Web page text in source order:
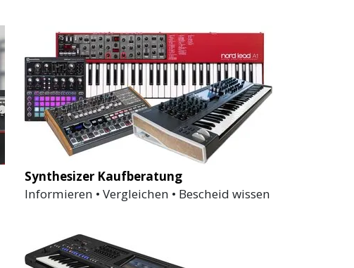
Synthesizer Kaufberatung
Informieren • Vergleichen • Bescheid wissen